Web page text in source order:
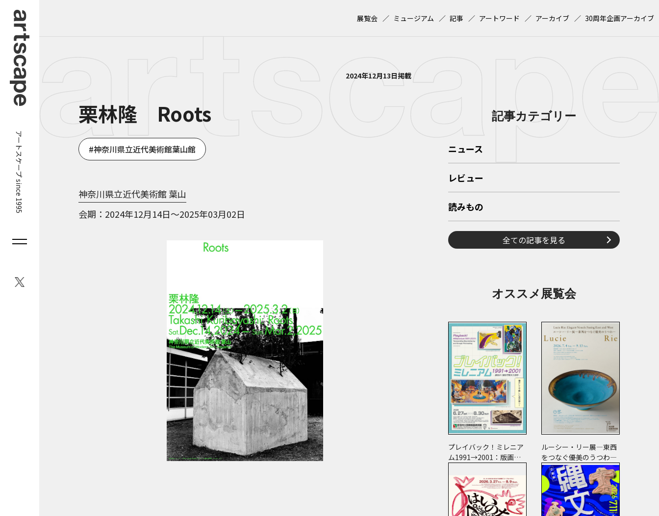
アートスケープ since 1995
展覧会 ミュージアム 記事 アートワード アーカイブ 30周年企画アーカイブ
2024年12月13日掲載
栗林隆 Roots
神奈川県立近代美術館葉山館
神奈川県立近代美術館 葉山
会期
2024年12月14日～2025年03月02日
記事カテゴリー
ニュース
レビュー
読みもの
全ての記事を見る
オススメ展覧会
プレイバック！ミレニア
ム1991→2001：版画が
ルーシー・リー展―東西
をつなぐ優美のうつわ―